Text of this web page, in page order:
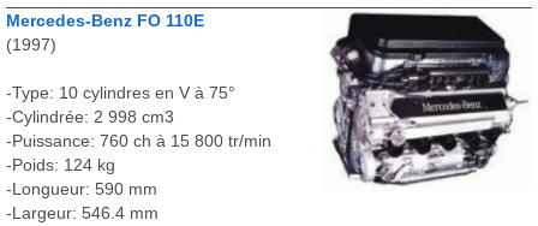
Mercedes-Benz FO 110E
(1997)
-Type: 10 cylindres en V à 75°
-Cylindrée: 2 998 cm3
-Puissance: 760 ch à 15 800 tr/min
-Poids: 124 kg
-Longueur: 590 mm
-Largeur: 546.4 mm